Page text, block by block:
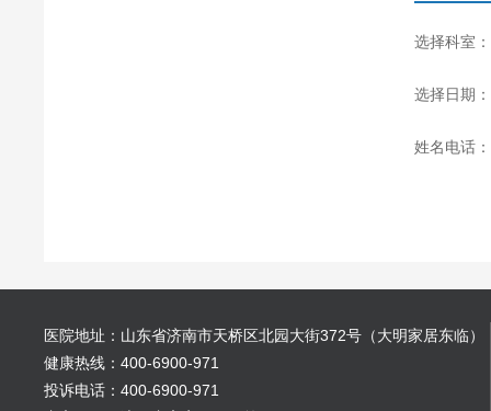
选择科室：
选择日期：
姓名电话：
医院地址：山东省济南市天桥区北园大街372号（大明家居东临）
健康热线：400-6900-971
投诉电话：400-6900-971